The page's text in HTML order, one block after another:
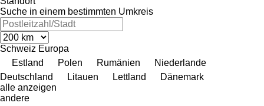
Suche in einem bestimmten Umkreis
Schweiz Europa
Estland
Polen Rumänien
Niederlande
Deutschland
Litauen Lettland
Dänemark
alle anzeigen
andere